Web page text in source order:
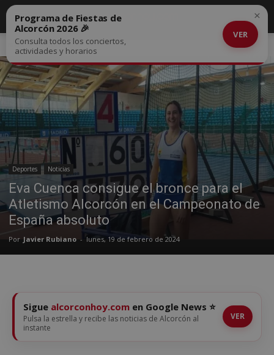
Inicio Deportes
Deportes Noticias
Eva Cuenca consigue el bronce para el
Atletismo Alcorcón en el Campeonato de
España absoluto
Por Javier Rubiano - lunes, 19 de febrero de 2024
Programa de Fiestas de
Alcorcón 2026 🎉
Consulta todos los conciertos,
actividades y horarios
VER
×
Sigue alcorconhoy.com en Google News ⭐
Pulsa la estrella y recibe las noticias de Alcorcón al
instante
VER